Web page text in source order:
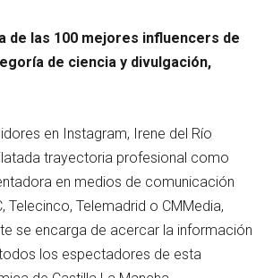
de las 100 mejores influencers de
de ciencia y divulgación,
en Instagram, Irene del Río
trayectoria profesional como
en medios de comunicación
Telecinco, Telemadrid o CMMedia,
se encarga de acercar la información
los espectadores de esta